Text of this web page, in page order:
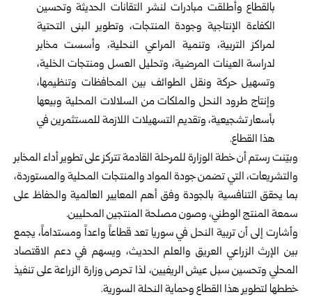
بالقطاع وأطلقت مبادرات لنشر التقانات الحديثة وتحسين
الكفاءة الإنتاجية وجودة المنتجات، وتطوير البنى التحتية
لمراكز التربية، وتنمية المراعي النحلية، وأسست مخابر
لدراسة العينات المرضية، وتحليل العسل ومنتجات الخلية،
وتسهيل حركة ونقل الطوائف بين المحافظات وتنظيمها،
وإنتاج طرود النحل والملكات من السلالات المحلية وبيعها
بأسعار تشجيعية، وتقديم التسهيلات اللازمة للمستثمرين في
هذا القطاع.
وبيّنت رستم أن خطة الوزارة للمرحلة القادمة تتركز على تطوير أداء المخابر
والتشريعات، التي تضمن جودة المواد والمنتجات المحلية والمستوردة،
بما يحقق التنافسية بالجودة وفق أهم المعايير العالمية والحفاظ على
سمعة المنتج الوطني، وصون مصلحة المنتجين المحليين.
وأشارت إلى أن تربية النحل في سوريا تعد قطاعاً واعداً ومستداماً، يجمع
بين الإرث الزراعي العريق والعلم الحديث، ويسهم في دعم الاقتصاد
المحلي وتحسين سبل عيش الريفيين، لذا تحرص وزارة الزراعة على تنفيذ
خططها لتطوير هذا القطاع وحماية النحلة السورية.